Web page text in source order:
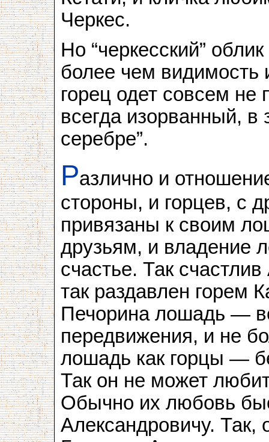
Черкес.
Но “черкесский”
более чем
горец одет совсем не
всегда изорванный, в
серебре”.
Различно и
стороны, и горцев, с
привязаны к своим
друзьям, и владение
счастье. Так
так раздавлен горем
Печорина лошадь —
передвижения, и не
лошадь как горцы —
Так он не может
Обычно их любовь
Александровичу. Так,